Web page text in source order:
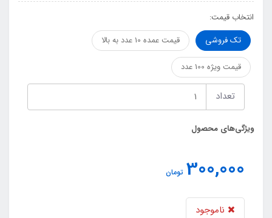
انتخاب قیمت:
تک فروشی
قیمت عمده 10 عدد به بالا
قیمت ویژه 100 عدد
تعداد
ویژگی‌های محصول
300,000 تومان
ناموجود